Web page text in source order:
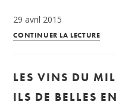
29 avril 2015
CONTINUER LA LECTURE
des
vins
LES VINS DU
ILS DE BELLES